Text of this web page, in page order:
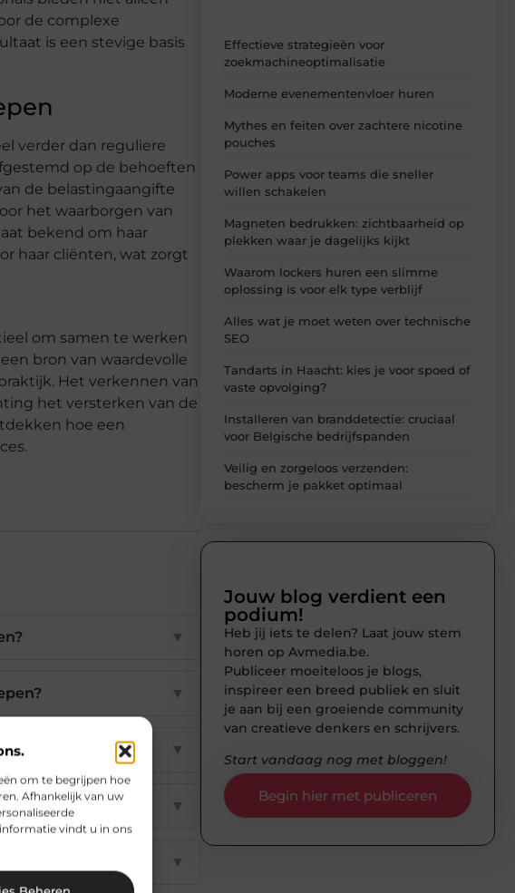
om te begrijpen hoe
Afhankelijk van uw
vindt u in ons
de complexe
is een stevige basis
verder dan reguliere
op de behoeften
de belastingaangifte
het waarborgen van
bekend om haar
haar cliënten, wat zorgt
om samen te werken
bron van waardevolle
Het verkennen van
het versterken van de
hoe een
▼
▼
▼
▼
▼
Effectieve strategieën voor
zoekmachineoptimalisatie
Moderne evenementenvloer huren
Mythes en feiten over zachtere nicotine
pouches
Power apps voor teams die sneller
willen schakelen
Magneten bedrukken: zichtbaarheid op
plekken waar je dagelijks kijkt
Waarom lockers huren een slimme
oplossing is voor elk type verblijf
Alles wat je moet weten over technische
SEO
Tandarts in Haacht: kies je voor spoed of
vaste opvolging?
Installeren van branddetectie: cruciaal
voor Belgische bedrijfspanden
Veilig en zorgeloos verzenden:
bescherm je pakket optimaal
Jouw blog verdient een
podium!
Heb jij iets te delen? Laat jouw stem
horen op Avmedia.be.
Publiceer moeiteloos je blogs,
inspireer een breed publiek en sluit
je aan bij een groeiende community
van creatieve denkers en schrijvers.
Start vandaag nog met bloggen!
Begin hier met publiceren